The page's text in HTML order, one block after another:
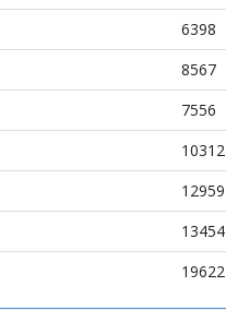
6398
8567
7556
10312
12959
13454
19622